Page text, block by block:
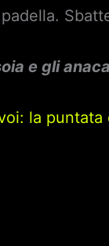
e gli
la